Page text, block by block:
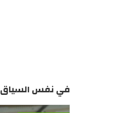
في نفس السياق